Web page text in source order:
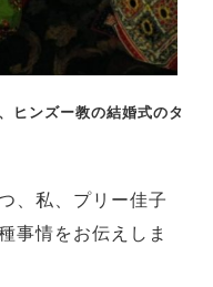
ヒンズー教の結婚式のタ
、私、プリー佳子
事情をお伝えしま